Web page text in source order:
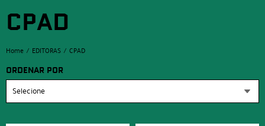
CPAD
Home EDITORAS CPAD
ORDENAR POR
Selecione